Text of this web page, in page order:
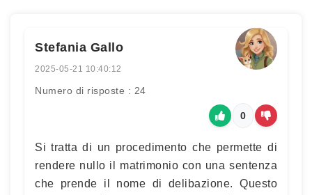
Stefania Gallo
2025-05-21 10:40:12
Numero di risposte : 24
0
Si tratta di un procedimento che permette di
rendere nullo il matrimonio con una sentenza
che prende il nome di delibazione. Questo